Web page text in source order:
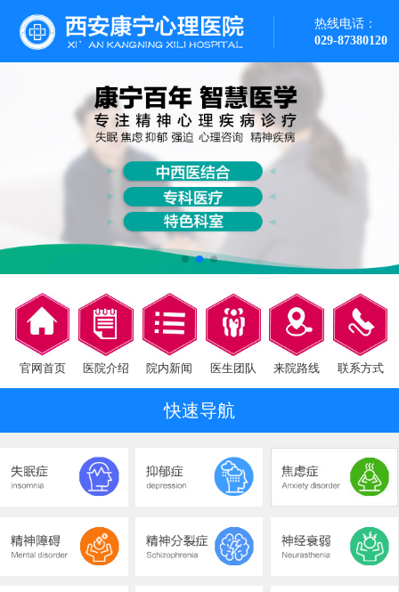
热线电话：
029-87380120
官网首页 医院介绍 院内新闻 医生团队 来院路线 联系方式
快速导航